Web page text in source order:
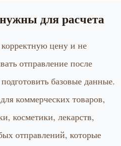
для расчета
цену и не
отправление после
базовые данные.
коммерческих товаров,
косметики, лекарств,
отправлений, которые